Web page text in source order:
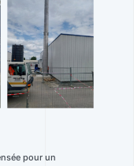
pour un